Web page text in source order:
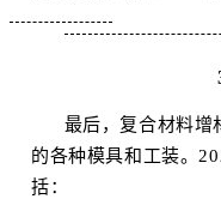
最后，复合材料增
的各种模具和工装。
括：